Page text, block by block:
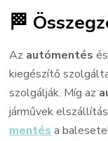
🏁
Az autómentés
kiegészítő
szolgálják. Míg az
járművek
mentés a